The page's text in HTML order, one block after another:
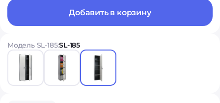
Добавить в корзину
Модель SL-185:SL-185